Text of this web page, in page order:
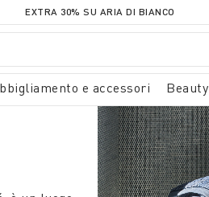
EXTRA 30% SU ARIA DI BIANCO
e accessori Beauty